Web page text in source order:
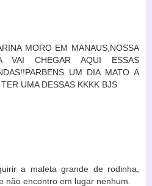
MORO EM MANAUS,NOSSA
VAI CHEGAR AQUI ESSAS
UM DIA MATO A
UMA DESSAS KKKK BJS
a maleta grande de rodinha,
não encontro em lugar nenhum.